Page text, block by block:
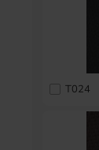
T024